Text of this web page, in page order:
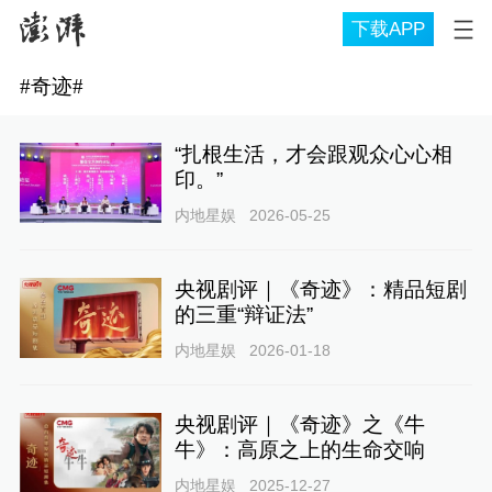
下载APP
#奇迹#
“扎根生活，才会跟观众心心相
印。”
内地星娱 2026-05-25
央视剧评｜《奇迹》：精品短剧
的三重“辩证法”
内地星娱 2026-01-18
央视剧评｜《奇迹》之《牛
牛》：高原之上的生命交响
内地星娱 2025-12-27